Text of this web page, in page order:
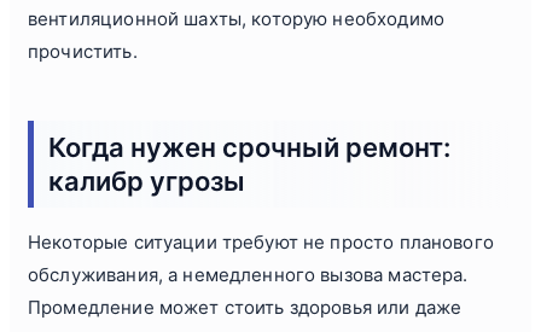
вентиляционной шахты, которую необходимо
прочистить.
Когда нужен срочный ремонт:
калибр угрозы
Некоторые ситуации требуют не просто планового
обслуживания, а немедленного вызова мастера.
Промедление может стоить здоровья или даже